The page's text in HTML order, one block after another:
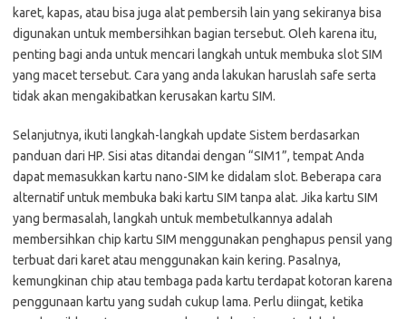
karet, kapas, atau bisa juga alat pembersih lain yang sekiranya bisa
digunakan untuk membersihkan bagian tersebut. Oleh karena itu,
penting bagi anda untuk mencari langkah untuk membuka slot SIM
yang macet tersebut. Cara yang anda lakukan haruslah safe serta
tidak akan mengakibatkan kerusakan kartu SIM.
Selanjutnya, ikuti langkah-langkah update Sistem berdasarkan
panduan dari HP. Sisi atas ditandai dengan “SIM1”, tempat Anda
dapat memasukkan kartu nano-SIM ke didalam slot. Beberapa cara
alternatif untuk membuka baki kartu SIM tanpa alat. Jika kartu SIM
yang bermasalah, langkah untuk membetulkannya adalah
membersihkan chip kartu SIM menggunakan penghapus pensil yang
terbuat dari karet atau menggunakan kain kering. Pasalnya,
kemungkinan chip atau tembaga pada kartu terdapat kotoran karena
penggunaan kartu yang sudah cukup lama. Perlu diingat, ketika